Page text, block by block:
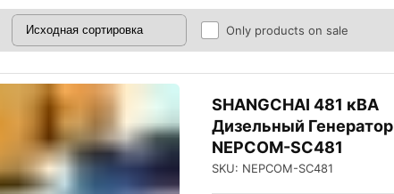
Only products on sale
SHANGCHAI 481 кВА
Дизельный Генератор
NEPCOM-SC481
SKU: NEPCOM-SC481